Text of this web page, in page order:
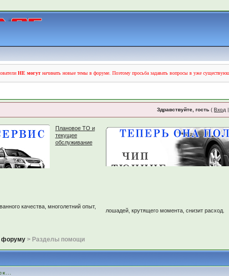
НЕ могут начинать новые темы в форуме. Поэтому просьба задавать вопросы в уже
Здравствуйте, гость (Вход
Плановое ТО и
текущее
обслуживание
качества, многолетний опыт,
лошадей, крутящего момента, снизит расход.
форуму > Разделы помощи